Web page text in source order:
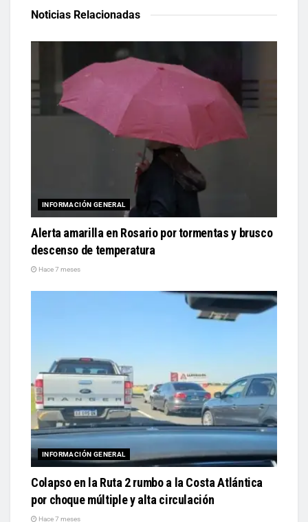
Noticias Relacionadas
INFORMACIÓN GENERAL
Alerta amarilla en Rosario por tormentas y brusco
descenso de temperatura
Hace 7 meses
INFORMACIÓN GENERAL
Colapso en la Ruta 2 rumbo a la Costa Atlántica
por choque múltiple y alta circulación
Hace 7 meses